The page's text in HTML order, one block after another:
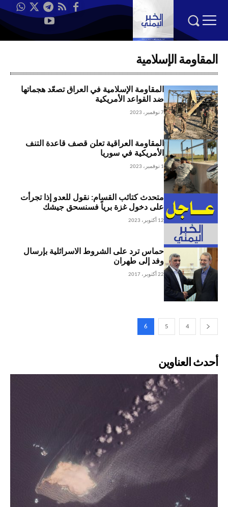
المقاومة الإسلامية
المقاومة الإسلامية في العراق تصعّد هجماتها
ضد القواعد الأمريكية
7 نوفمبر، 2023
المقاومة العراقية تعلن قصف قاعدة التنف
الأمريكية في سوريا
1 نوفمبر، 2023
متحدث كتائب القسام: نقول للعدو إذا تجرأت
على دخول غزة برياً فسنسحق جيشك
12 أكتوبر، 2023
حماس ترد على الشروط الاسرائلية بإرسال
وفد إلى طهران
22 أكتوبر، 2017
4
5
6
أحدث العناوين